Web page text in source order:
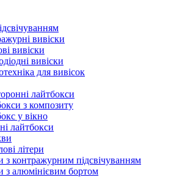
вивіски
вивіски
вивіски
для вивісок
лайтбокси
з композиту
у вікно
лайтбокси
літери
з контражурним підсвічуванням
з алюмінієвим бортом